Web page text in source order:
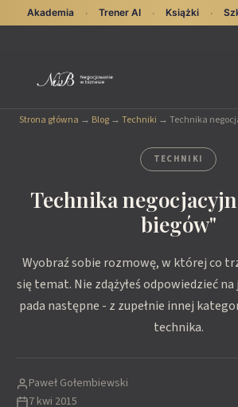
Strona główna → Blog → Techniki → Technika
TECHNIKI
Technika
biegów"
Wyobraź sobie rozmowę, w której co
się temat. Nie zdążyłeś odpowiedzieć
pada następne - z zupełnie innej
technika.
Paweł Gołembiewski
7 kwi 2015
Akademia · Trener AI · Książki ·